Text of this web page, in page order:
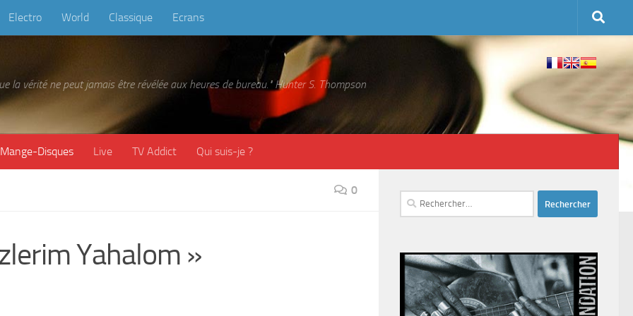
Electro World Classique Ecrans
la vérité ne peut jamais être révélée aux heures de bureau." Hunter S. Thompson
Mange-Disques Live TV Addict Qui suis-je ?
0
Yahalom »
Rechercher :